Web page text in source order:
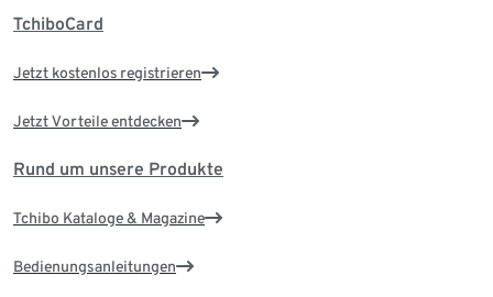
TchiboCard
Jetzt kostenlos registrieren
Jetzt Vorteile entdecken
Rund um unsere Produkte
Tchibo Kataloge & Magazine
Bedienungsanleitungen